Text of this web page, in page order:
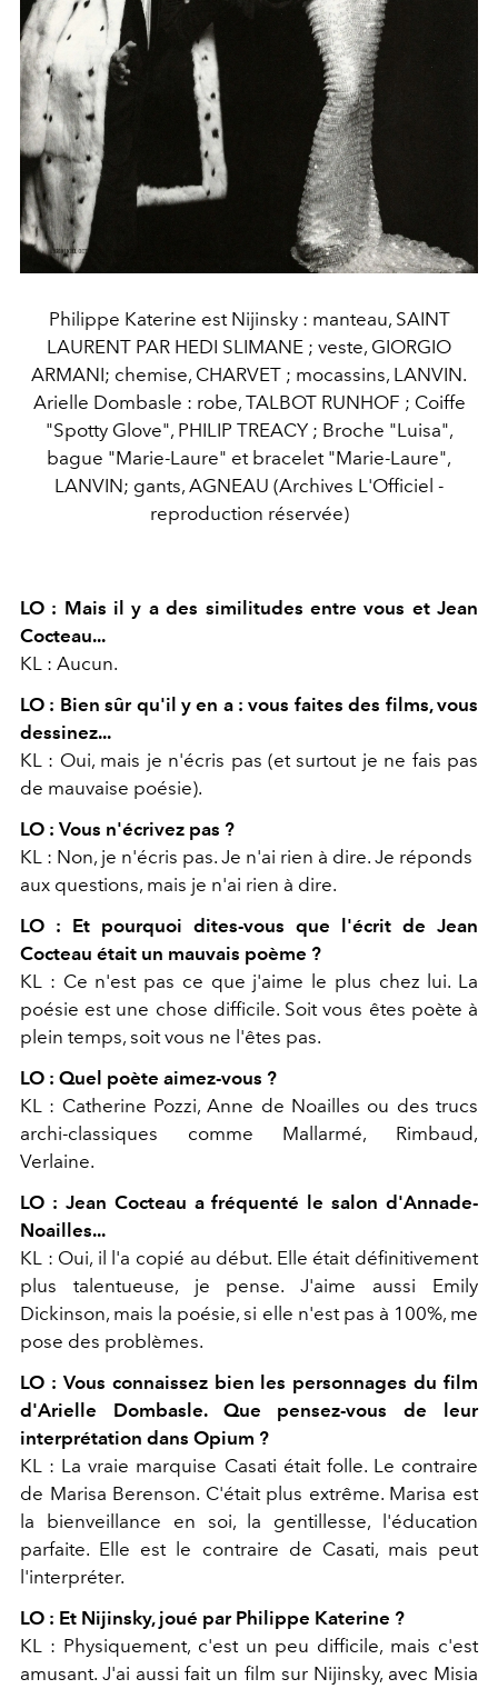
Philippe Katerine est Nijinsky : manteau, SAINT
LAURENT PAR HEDI SLIMANE ; veste, GIORGIO
ARMANI; chemise, CHARVET ; mocassins, LANVIN.
Arielle Dombasle : robe, TALBOT RUNHOF ; Coiffe
"Spotty Glove", PHILIP TREACY ; Broche "Luisa",
bague "Marie-Laure" et bracelet "Marie-Laure",
LANVIN; gants, AGNEAU (Archives L'Officiel -
reproduction réservée)
LO : Mais il y a des similitudes entre vous et Jean
Cocteau...
KL : Aucun.
LO : Bien sûr qu'il y en a : vous faites des films, vous
dessinez...
KL : Oui, mais je n'écris pas (et surtout je ne fais pas
de mauvaise poésie).
LO : Vous n'écrivez pas ?
KL : Non, je n'écris pas. Je n'ai rien à dire. Je réponds
aux questions, mais je n'ai rien à dire.
LO : Et pourquoi dites-vous que l'écrit de Jean
Cocteau était un mauvais poème ?
KL : Ce n'est pas ce que j'aime le plus chez lui. La
poésie est une chose difficile. Soit vous êtes poète à
plein temps, soit vous ne l'êtes pas.
LO : Quel poète aimez-vous ?
KL : Catherine Pozzi, Anne de Noailles ou des trucs
archi-classiques comme Mallarmé, Rimbaud,
Verlaine.
LO : Jean Cocteau a fréquenté le salon d'Annade-
Noailles...
KL : Oui, il l'a copié au début. Elle était définitivement
plus talentueuse, je pense. J'aime aussi Emily
Dickinson, mais la poésie, si elle n'est pas à 100%, me
pose des problèmes.
LO : Vous connaissez bien les personnages du film
d'Arielle Dombasle.Que pensez-vous de leur
interprétation dans Opium ?
KL : La vraie marquise Casati était folle. Le contraire
de Marisa Berenson. C'était plus extrême. Marisa est
la bienveillance en soi, la gentillesse, l'éducation
parfaite. Elle est le contraire de Casati, mais peut
l'interpréter.
LO : Et Nijinsky, joué par Philippe Katerine ?
KL : Physiquement, c'est un peu difficile, mais c'est
amusant. J'ai aussi fait un film sur Nijinsky, avec Misia